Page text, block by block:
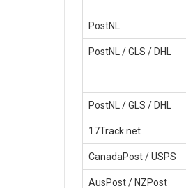
PostNL
PostNL / GLS / DHL
PostNL / GLS / DHL
17Track.net
CanadaPost / USPS
AusPost / NZPost